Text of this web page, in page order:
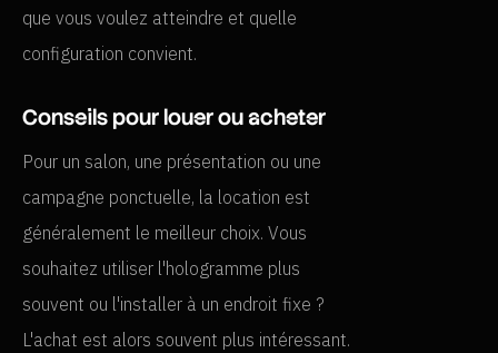
que vous voulez atteindre et quelle
configuration convient.
Conseils pour louer ou acheter
Pour un salon, une présentation ou une
campagne ponctuelle, la location est
généralement le meilleur choix. Vous
souhaitez utiliser l'hologramme plus
souvent ou l'installer à un endroit fixe ?
L'achat est alors souvent plus intéressant.